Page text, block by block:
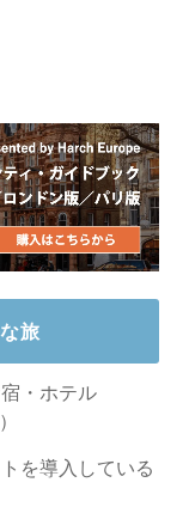
旅
・ホテル
を導入している